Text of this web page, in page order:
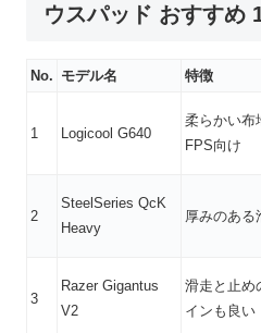
ウスパッド おすすめ
No. モデル名 特徴
1 Logicool G640
柔らかい布
FPS向け
2
SteelSeries QcK
Heavy
厚みのある
3
Razer Gigantus
V2
滑走と止め
インも良い